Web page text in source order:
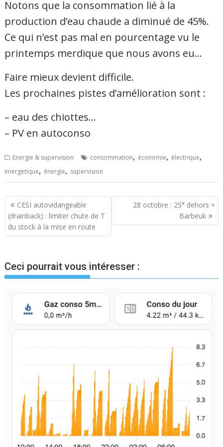
Notons que la consommation lié à la
production d’eau chaude a diminué de 45%.
Ce qui n’est pas mal en pourcentage vu le
printemps merdique que nous avons eu…
Faire mieux devient difficile.
Les prochaines pistes d’amélioration sont :
– eau des chiottes…
– PV en autoconso
Energie & supervision consommation, économie, électrique,
energetique, énergie, supervision
Navigation
de
l’article
CESI autovidangeable
(drainback) : limiter chute de T
du stock à la mise en route
28 octobre : 25° dehors =
Barbeuk
Ceci pourrait vous intéresser :